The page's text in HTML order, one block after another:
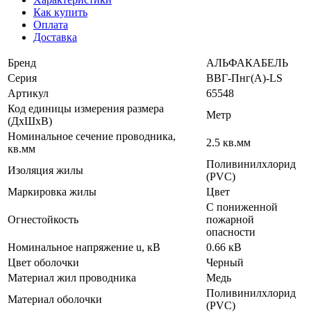
Как купить
Оплата
Доставка
Бренд
АЛЬФАКАБЕЛЬ
Серия
ВВГ-Пнг(А)-LS
Артикул
65548
Код единицы измерения размера
(ДхШхВ)
Метр
Номинальное сечение проводника,
кв.мм
2.5 кв.мм
Изоляция жилы
Поливинилхлорид
(PVC)
Маркировка жилы
Цвет
Огнестойкость
С пониженной
пожарной
опасности
Номинальное напряжение u, кВ
0.66 кВ
Цвет оболочки
Черный
Материал жил проводника
Медь
Материал оболочки
Поливинилхлорид
(PVC)